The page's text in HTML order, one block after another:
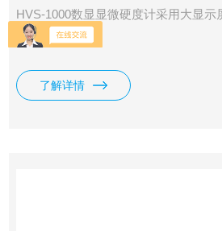
HVS-1000数显显微硬度计采用大显示
采用菜单式结构
了解详情